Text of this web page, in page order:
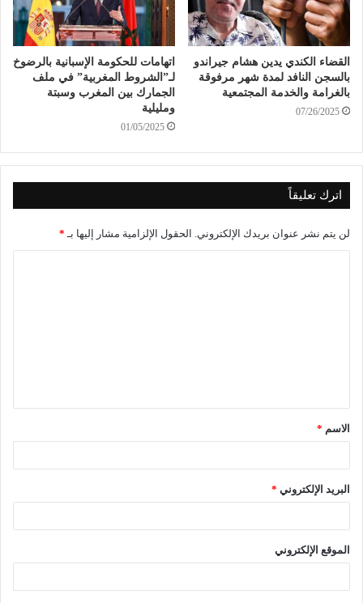
القضاء الكندي يدين هشام جيراندو
بالسجن النافد لمدة شهر مرفوقة
بالغرامة والخدمة المجتمعية
07/26/2025
اتهامات للحكومة الإسبانية بالرضوخ
لـ”الشروط المغربية” في ملف
الجمارك بين المغرب وسبتة
ومليلية
01/05/2025
اترك تعليقاً
لن يتم نشر عنوان بريدك الإلكتروني. الحقول الإلزامية مشار إليها بـ *
الاسم *
البريد الإلكتروني *
الموقع الإلكتروني